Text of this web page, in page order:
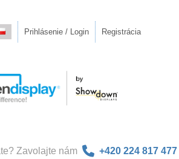
Prihlásenie / Login Registrácia
Zavolajte nám +420 224 817 477